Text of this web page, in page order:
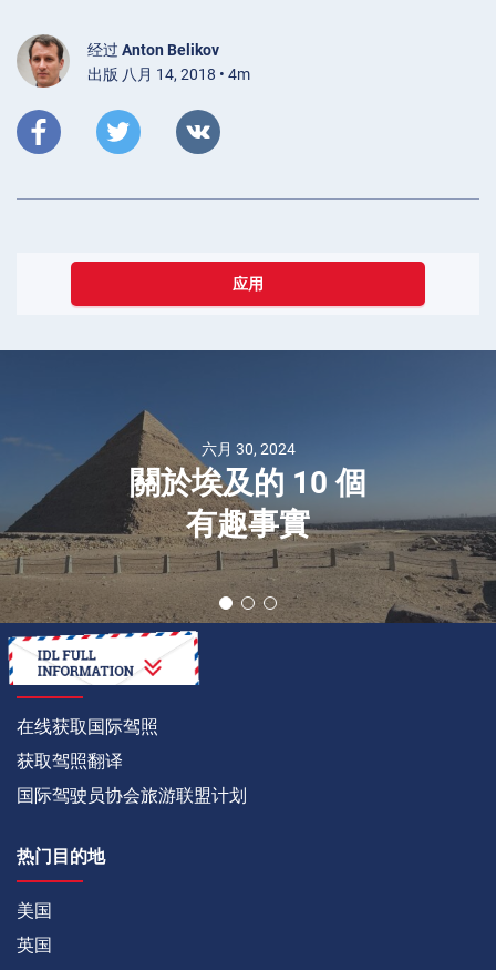
经过 Anton Belikov
出版 八月 14, 2018 • 4m
应用
福特F-150 Raptor
对决Ram 1500
TRX:谁是高性能
越野皮卡之王?
如何
在线获取国际驾照
获取驾照翻译
国际驾驶员协会旅游联盟计划
热门目的地
美国
英国